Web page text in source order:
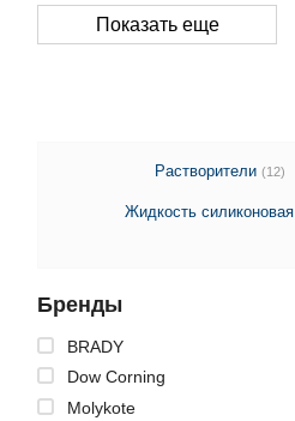
Растворители (12)
Жидкость силиконовая
Бренды
BRADY
Dow Corning
Molykote
Показать еще